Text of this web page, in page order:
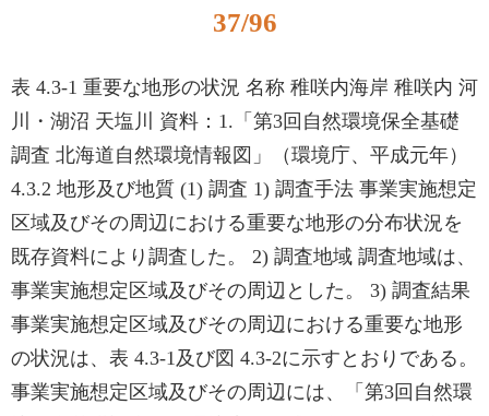
37/96
表 4.3-1 重要な地形の状況 名称 稚咲内海岸 稚咲内 河
川・湖沼 天塩川 資料：1.「第3回自然環境保全基礎
調査 北海道自然環境情報図」（環境庁、平成元年）
4.3.2 地形及び地質 (1) 調査 1) 調査手法 事業実施想定
区域及びその周辺における重要な地形の分布状況を
既存資料により調査した。 2) 調査地域 調査地域は、
事業実施想定区域及びその周辺とした。 3) 調査結果
事業実施想定区域及びその周辺における重要な地形
の状況は、表 4.3-1及び図 4.3-2に示すとおりである。
事業実施想定区域及びその周辺には、「第3回自然環